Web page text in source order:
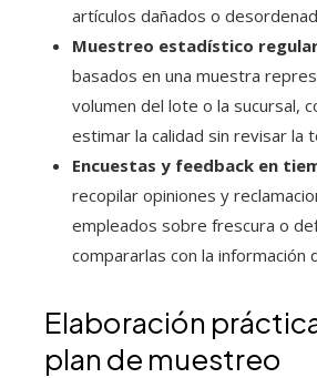
artículos dañados o
Muestreo estadístico
basados en una muestra
volumen del lote o la sucursal,
estimar la calidad sin revisar la
Encuestas y feedback en
recopilar opiniones y
empleados sobre frescura o
compararlas con la información
Elaboración
plan de muestreo